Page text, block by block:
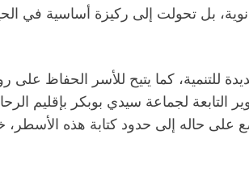
بل تحولت إلى ركيزة أساسية في
كما يتيح للأسر الحفاظ على
التابعة لجماعة سيدي بوبكر بإقليم
حاله إلى حدود كتابة هذه الأسطر،